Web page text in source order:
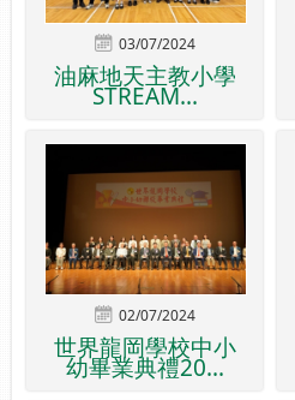
03/07/2024
油麻地天主教小學
STREAM...
02/07/2024
世界龍岡學校中小
幼畢業典禮20...